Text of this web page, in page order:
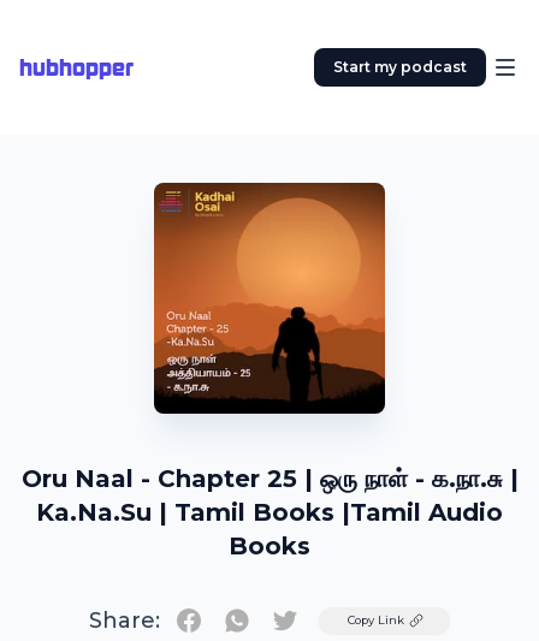
hubhopper Start my podcast
Oru Naal - Chapter 25 | ஒரு நாள் - க.நா.சு |
Ka.Na.Su | Tamil Books |Tamil Audio
Books
Share: TwitterCopy Link